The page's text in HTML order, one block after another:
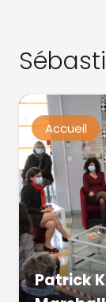
Accueil
Patrick